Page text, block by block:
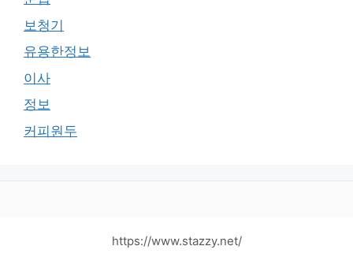
보청기
유용한정보
이사
정보
커피원두
https://www.stazzy.net/